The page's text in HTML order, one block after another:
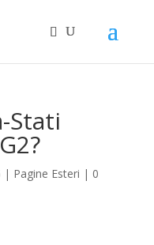
Stati
| Pagine Esteri | 0